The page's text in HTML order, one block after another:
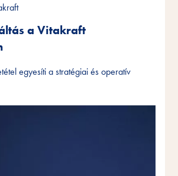
a Vitakraft
egyesíti a stratégiai és operatív